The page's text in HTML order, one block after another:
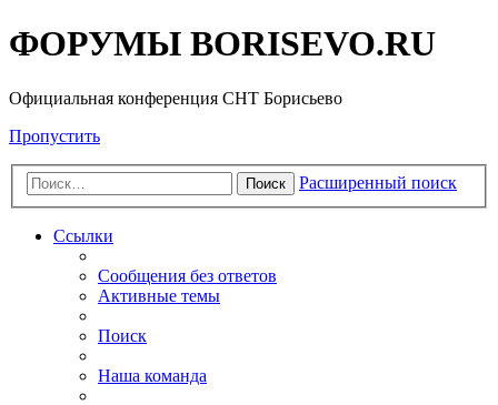
ФОРУМЫ BORISEVO.RU
Официальная конференция СНТ Борисьево
Пропустить
Поиск Расширенный поиск
Ссылки
Сообщения без ответов
Активные темы
Поиск
Наша команда